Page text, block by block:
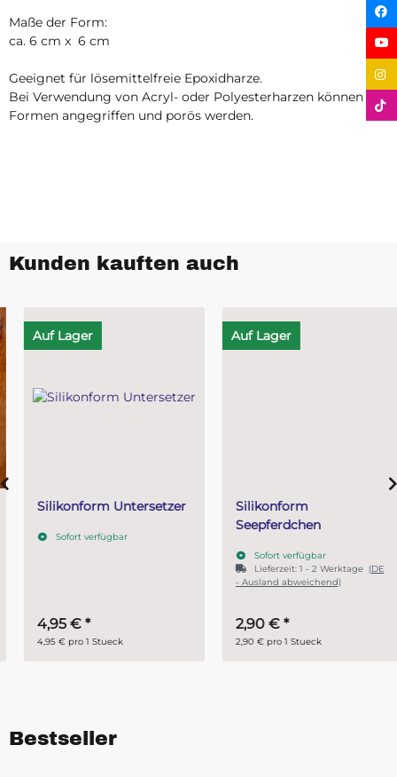
Maße der Form:
ca. 6 cm x 6 cm
Geeignet für lösemittelfreie Epoxidharze.
Bei Verwendung von Acryl- oder Polyesterharzen können die
Formen angegriffen und porös werden.
Kunden kauften auch
Auf Lager
Silikonform Untersetzer
Sofort verfügbar
4,95 € *
4,95 € pro 1 Stueck
Auf Lager
Silikonform
Seepferdchen
Sofort verfügbar
Lieferzeit:1 - 2 Werktage(DE
- Ausland abweichend)
2,90 € *
2,90 € pro 1 Stueck
Bestseller